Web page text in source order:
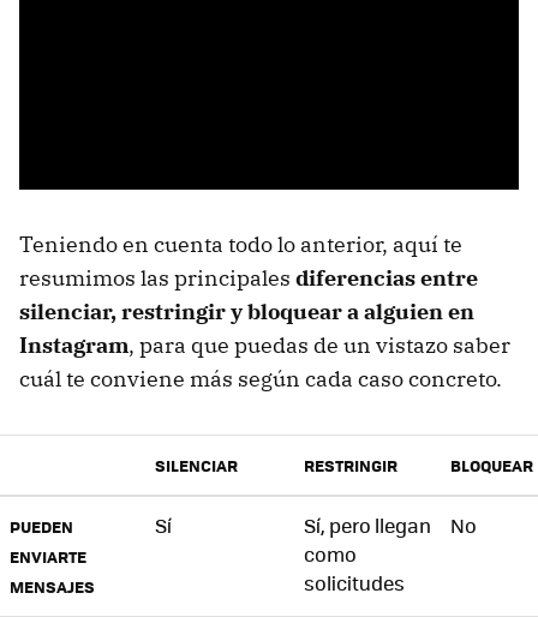
Teniendo en cuenta todo lo anterior, aquí te
resumimos las principales diferencias entre
silenciar, restringir y bloquear a alguien en
Instagram, para que puedas de un vistazo saber
cuál te conviene más según cada caso concreto.
SILENCIAR RESTRINGIR BLOQUEAR
PUEDEN
ENVIARTE
MENSAJES
Sí
Sí, pero llegan
como
solicitudes
No